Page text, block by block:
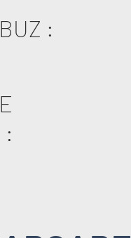
:
: